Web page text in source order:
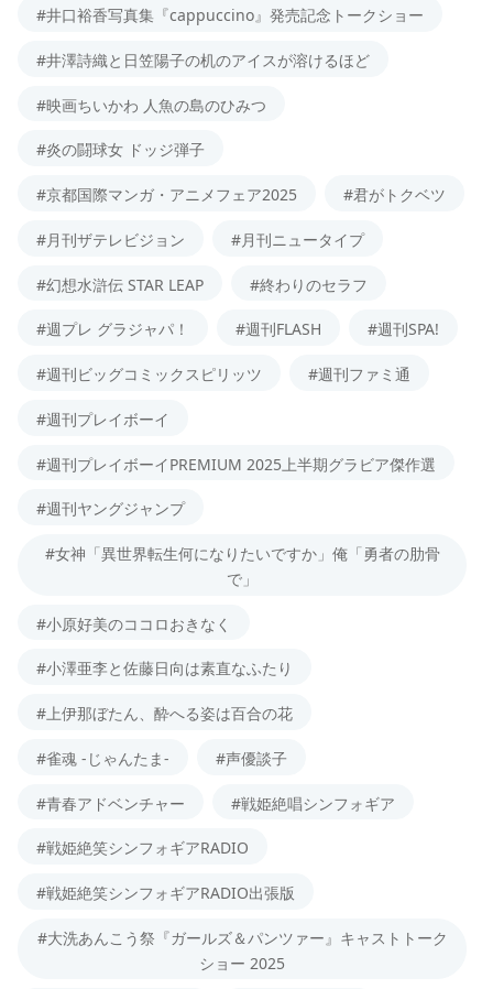
#井口裕香写真集『cappuccino』発売記念トークショー
#井澤詩織と日笠陽子の机のアイスが溶けるほど
#映画ちいかわ 人魚の島のひみつ
#炎の闘球女 ドッジ弾子
#京都国際マンガ・アニメフェア2025 #君がトクベツ
#月刊ザテレビジョン #月刊ニュータイプ
#幻想水滸伝 STAR LEAP #終わりのセラフ
#週プレ グラジャパ！ #週刊FLASH #週刊SPA!
#週刊ビッグコミックスピリッツ #週刊ファミ通
#週刊プレイボーイ
#週刊プレイボーイPREMIUM 2025上半期グラビア傑作選
#週刊ヤングジャンプ
#女神「異世界転生何になりたいですか」俺「勇者の肋骨
で」
#小原好美のココロおきなく
#小澤亜李と佐藤日向は素直なふたり
#上伊那ぼたん、酔へる姿は百合の花
#雀魂 -じゃんたま- #声優談子
#青春アドベンチャー #戦姫絶唱シンフォギア
#戦姫絶笑シンフォギアRADIO
#戦姫絶笑シンフォギアRADIO出張版
#大洗あんこう祭『ガールズ＆パンツァー』キャストトーク
ショー 2025